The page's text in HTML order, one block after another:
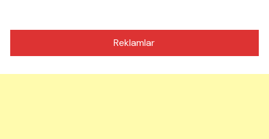
Reklamlar